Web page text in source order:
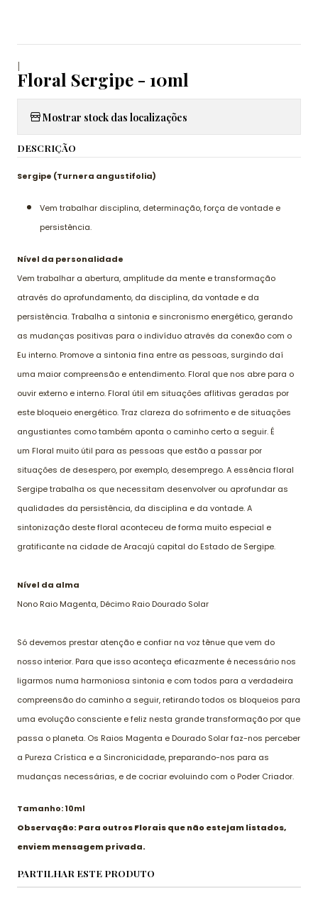
|
Floral Sergipe - 10ml
Mostrar stock das localizações
DESCRIÇÃO
Sergipe (Turnera angustifolia)
Vem trabalhar disciplina, determinação, força de vontade e
persistência.
Nível da personalidade
Vem trabalhar a abertura, amplitude da mente e transformação
através do aprofundamento, da disciplina, da vontade e da
persistência. Trabalha a sintonia e sincronismo energético, gerando
as mudanças positivas para o indivíduo através da conexão com o
Eu interno. Promove a sintonia fina entre as pessoas, surgindo daí
uma maior compreensão e entendimento. Floral que nos abre para o
ouvir externo e interno. Floral útil em situações aflitivas geradas por
este bloqueio energético. Traz clareza do sofrimento e de situações
angustiantes como também aponta o caminho certo a seguir. É
um Floral muito útil para as pessoas que estão a passar por
situações de desespero, por exemplo, desemprego. A essência floral
Sergipe trabalha os que necessitam desenvolver ou aprofundar as
qualidades da persistência, da disciplina e da vontade. A
sintonização deste floral aconteceu de forma muito especial e
gratificante na cidade de Aracajú capital do Estado de Sergipe.
Nível da alma
Nono Raio Magenta, Décimo Raio Dourado Solar
Só devemos prestar atenção e confiar na voz tênue que vem do
nosso interior. Para que isso aconteça eficazmente é necessário nos
ligarmos numa harmoniosa sintonia e com todos para a verdadeira
compreensão do caminho a seguir, retirando todos os bloqueios para
uma evolução consciente e feliz nesta grande transformação por que
passa o planeta. Os Raios Magenta e Dourado Solar faz-nos perceber
a Pureza Crística e a Sincronicidade, preparando-nos para as
mudanças necessárias, e de cocriar evoluindo com o Poder Criador.
Tamanho: 10ml
Observação: Para outros Florais que não estejam listados,
enviem mensagem privada.
PARTILHAR ESTE PRODUTO